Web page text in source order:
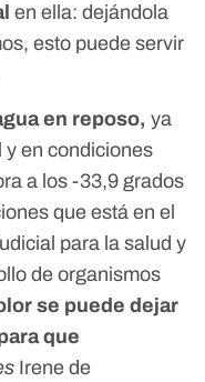
en ella: dejándola
esto puede servir
en reposo, ya
y en condiciones
a los -33,9 grados
que está en el
para la salud y
de organismos
se puede dejar
que
Irene de